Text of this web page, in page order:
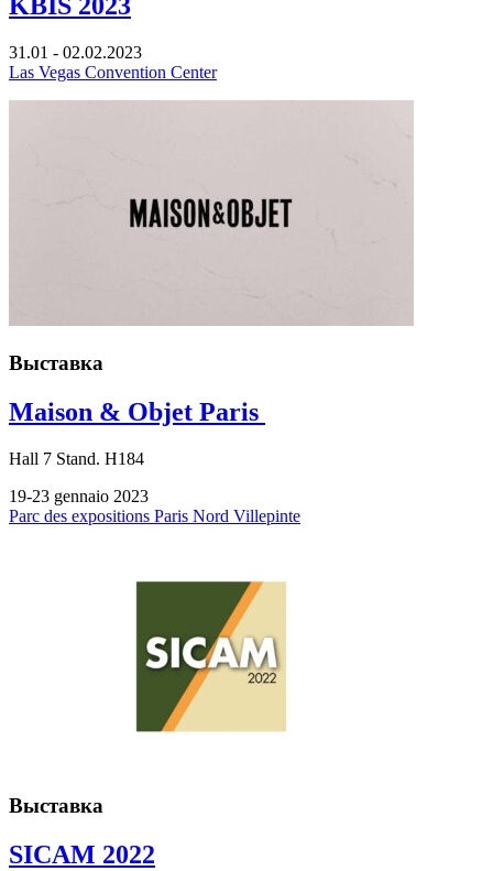
31.01 - 02.02.2023
Las Vegas Convention Center
Выставка
Maison & Objet Paris
Hall 7 Stand. H184
19-23 gennaio 2023
Parc des expositions Paris Nord Villepinte
Выставка
SICAM 2022